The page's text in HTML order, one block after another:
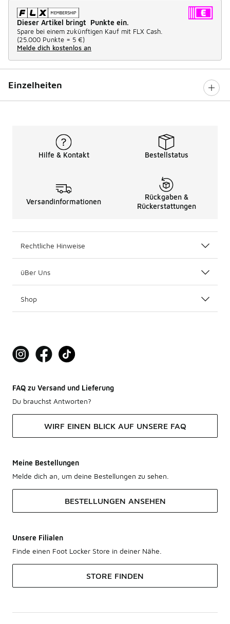
Dieser Artikel bringt Punkte ein.
Spare bei einem zukünftigen Kauf mit FLX Cash.
(25.000 Punkte = 5 €)
Melde dich kostenlos an
Einzelheiten
Hilfe & Kontakt Bestellstatus
Versandinformationen
Rückgaben &
Rückerstattungen
Rechtliche Hinweise
üBer Uns
Shop
FAQ zu Versand und Lieferung
Du brauchst Antworten?
WIRF EINEN BLICK AUF UNSERE FAQ
Meine Bestellungen
Melde dich an, um deine Bestellungen zu sehen.
BESTELLUNGEN ANSEHEN
Unsere Filialen
Finde einen Foot Locker Store in deiner Nähe.
STORE FINDEN